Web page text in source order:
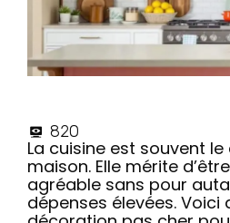
820
La cuisine est souvent
maison. Elle mérite
agréable sans pour
dépenses élevées. Voici